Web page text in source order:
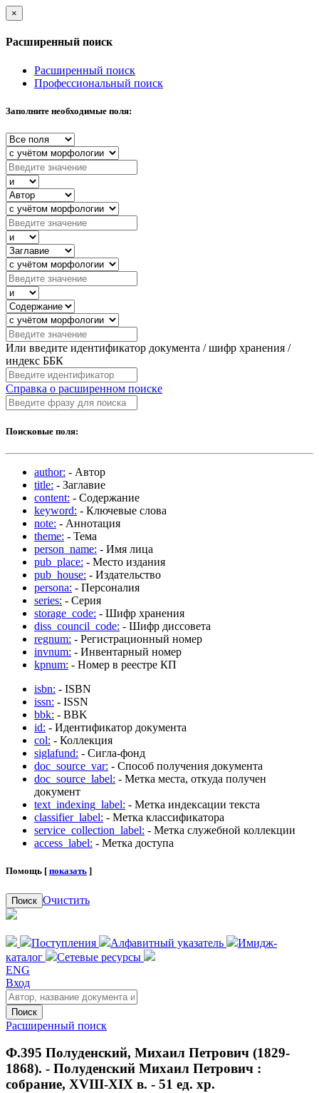
×
Расширенный поиск
Расширенный поиск
Профессиональный поиск
Заполните необходимые поля:
Или введите идентификатор документа / шифр хранения /
индекс ББК
Справка о расширенном поиске
Поисковые поля:
author: - Автор
title: - Заглавие
content: - Содержание
keyword: - Ключевые слова
note: - Аннотация
theme: - Тема
person_name: - Имя лица
pub_place: - Место издания
pub_house: - Издательство
persona: - Персоналия
series: - Серия
storage_code: - Шифр хранения
diss_council_code: - Шифр диссовета
regnum: - Регистрационный номер
invnum: - Инвентарный номер
kpnum: - Номер в реестре КП
isbn: - ISBN
issn: - ISSN
bbk: - BBK
id: - Идентификатор документа
col: - Коллекция
siglafund: - Сигла-фонд
doc_source_var: - Способ получения документа
doc_source_label: - Метка места, откуда получен
документ
text_indexing_label: - Метка индексации текста
classifier_label: - Метка классификатора
service_collection_label: - Метка служебной коллекции
access_label: - Метка доступа
Помощь [ показать ]
Поиск Очистить
Поступления Алфавитный указатель
Имидж-
каталог
Сетевые ресурсы
ENG
Вход
Поиск
Расширенный поиск
Ф.395 Полуденский, Михаил Петрович (1829-
1868). - Полуденский Михаил Петрович :
собрание, XVIII-XIX в. - 51 ед. хр.